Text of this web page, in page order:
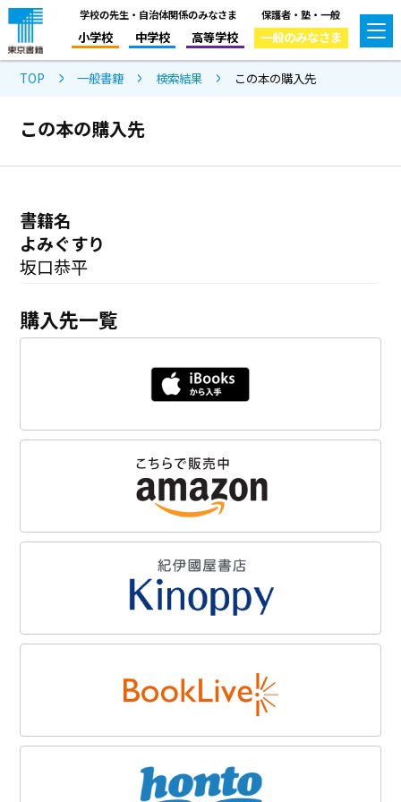
学校の先生・自治体関係のみなさま
小学校 中学校 高等学校
保護者・塾・一般
一般のみなさま
TOP 一般書籍 検索結果 この本の購入先
この本の購入先
書籍名
よみぐすり
坂口恭平
購入先一覧